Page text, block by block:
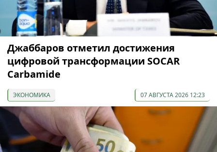
Джаббаров отметил достижения
цифровой трансформации SOCAR
Carbamide
ЭКОНОМИКА 07 АВГУСТА 2026 12:23